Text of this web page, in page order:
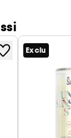
Exclu